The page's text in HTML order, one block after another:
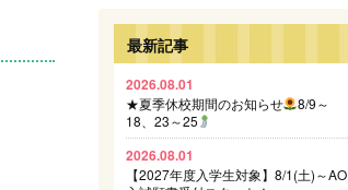
最新記事
2026.08.01
★夏季休校期間のお知らせ
8/9～
18、23～25
2026.08.01
【2027年度入学生対象】8/1(土)～AO